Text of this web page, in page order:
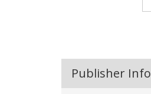
Publisher Info